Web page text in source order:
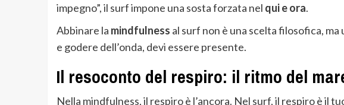
impegno”, il surf impone una sosta forzata nel qui e ora.
Abbinare la mindfulness al surf non è una scelta filosofica,
e godere dell’onda, devi essere presente.
Il resoconto del respiro: il ritmo del
Nella mindfulness, il respiro è l’ancora. Nel surf, il respiro è il